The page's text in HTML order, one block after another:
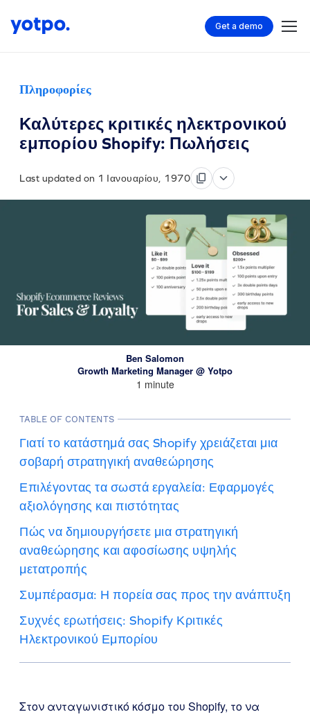
Get a demo
Πληροφορίες
Καλύτερες κριτικές ηλεκτρονικού
εμπορίου Shopify: Πωλήσεις
Last updated on 1 Ιανουαρίου, 1970
Ben Salomon
Growth Marketing Manager @ Yotpo
1 minute
TABLE OF CONTENTS
Γιατί το κατάστημά σας Shopify χρειάζεται μια
σοβαρή στρατηγική αναθεώρησης
Επιλέγοντας τα σωστά εργαλεία: Εφαρμογές
αξιολόγησης και πιστότητας
Πώς να δημιουργήσετε μια στρατηγική
αναθεώρησης και αφοσίωσης υψηλής
μετατροπής
Συμπέρασμα: Η πορεία σας προς την ανάπτυξη
Συχνές ερωτήσεις: Shopify Κριτικές
Ηλεκτρονικού Εμπορίου
Στον ανταγωνιστικό κόσμο του Shopify, το να